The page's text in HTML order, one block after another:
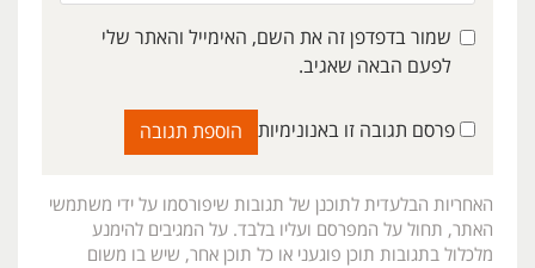
שמור בדפדפן זה את השם, האימייל והאתר שלי
לפעם הבאה שאגיב.
פרסם תגובה זו באנונימיות
האחריות הבלעדית לתוכנן של תגובות שיפורסמו על ידי משתמשי
האתר, תחול על המפרסם ועליו בלבד. על המגיבים להימנע
מלכלול בתגובות תוכן פוגעני או כל תוכן אחר, שיש בו משום